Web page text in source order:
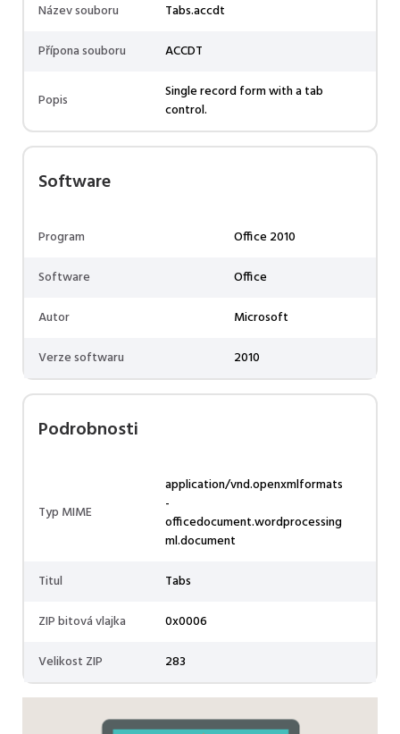
Název souboru
Tabs.accdt
Přípona souboru
ACCDT
Popis
Single record form with a tab
control.
Software
Program
Office 2010
Software
Office
Autor
Microsoft
Verze softwaru
2010
Podrobnosti
Typ MIME
application/vnd.openxmlformats
-
officedocument.wordprocessing
ml.document
Titul
Tabs
ZIP bitová vlajka
0x0006
Velikost ZIP
283